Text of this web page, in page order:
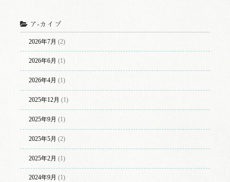
ア-カイブ
2026年7月 (2)
2026年6月 (1)
2026年4月 (1)
2025年12月 (1)
2025年9月 (1)
2025年5月 (2)
2025年2月 (1)
2024年9月 (1)